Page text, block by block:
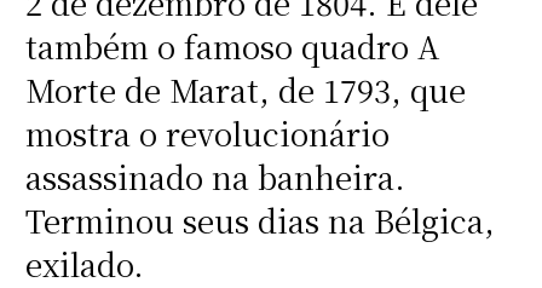
também o famoso quadro A
Morte de Marat, de 1793, que
mostra o revolucionário
assassinado na banheira.
Terminou seus dias na Bélgica,
exilado.